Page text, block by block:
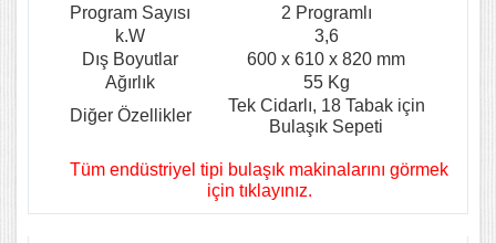
Program Sayısı
2 Programlı
k.W
3,6
Dış Boyutlar
600 x 610 x 820 mm
Ağırlık
55 Kg
Diğer Özellikler
Tek Cidarlı, 18 Tabak için
Bulaşık Sepeti
Tüm endüstriyel tipi bulaşık makinalarını görmek
için tıklayınız.